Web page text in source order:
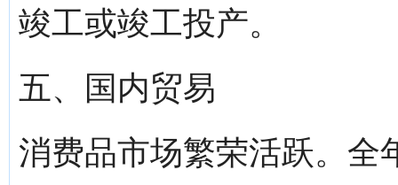
竣工或竣工投产。
五、国内贸易
消费品市场繁荣活跃。全